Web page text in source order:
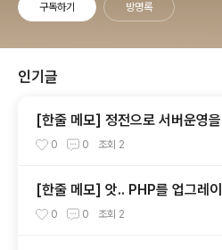
구독하기 방명록
인기글
[한줄 메모] 정전으로 서버운영
(posted by fermi)
0 0 조회 2
[한줄 메모] 앗.. PHP를 업그레
y fermi)
0 0 조회 2